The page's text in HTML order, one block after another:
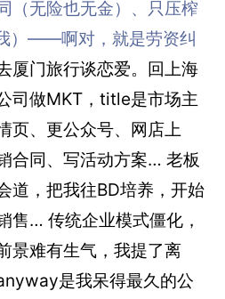
（无险也无金）、只压榨
）——啊对，就是劳资纠
厦门旅行谈恋爱。回上海
司做MKT，title是市场主
页、更公众号、网店上
合同、写活动方案… 老板
道，把我往BD培养，开始
售… 传统企业模式僵化，
景难有生气，我提了离
是我呆得最久的公